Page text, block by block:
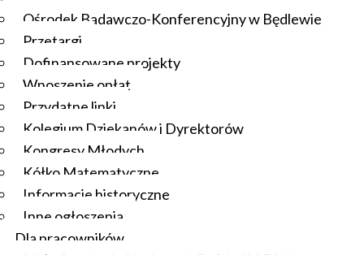
Ośrodek Badawczo-Konferencyjny w Będlewie
Przetargi
Dofinansowane projekty
Wnoszenie opłat
Przydatne linki
Kolegium Dziekanów i Dyrektorów
Kongresy Młodych
Kółko Matematyczne
Informacje historyczne
Inne ogłoszenia
Dla pracowników